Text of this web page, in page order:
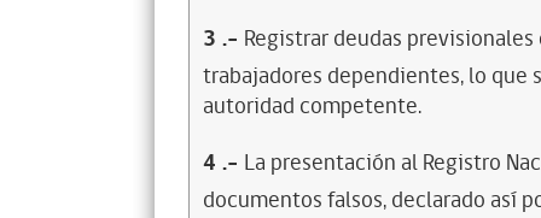
3 .- Registrar deudas
trabajadores dependientes, lo
autoridad competente.
4 .- La presentación al Registro
documentos falsos, declarado así